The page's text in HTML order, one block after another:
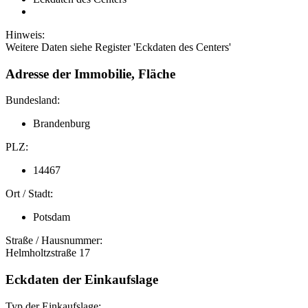
Hinweis:
Weitere Daten siehe Register 'Eckdaten des Centers'
Adresse der Immobilie, Fläche
Bundesland:
Brandenburg
PLZ:
14467
Ort / Stadt:
Potsdam
Straße / Hausnummer:
Helmholtzstraße 17
Eckdaten der Einkaufslage